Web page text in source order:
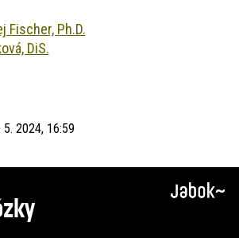
Fischer, Ph.D.
DiS.
5. 2024, 16:59